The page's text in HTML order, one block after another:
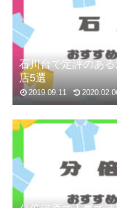
石川台で定評のあ
店5選
2019.09.11